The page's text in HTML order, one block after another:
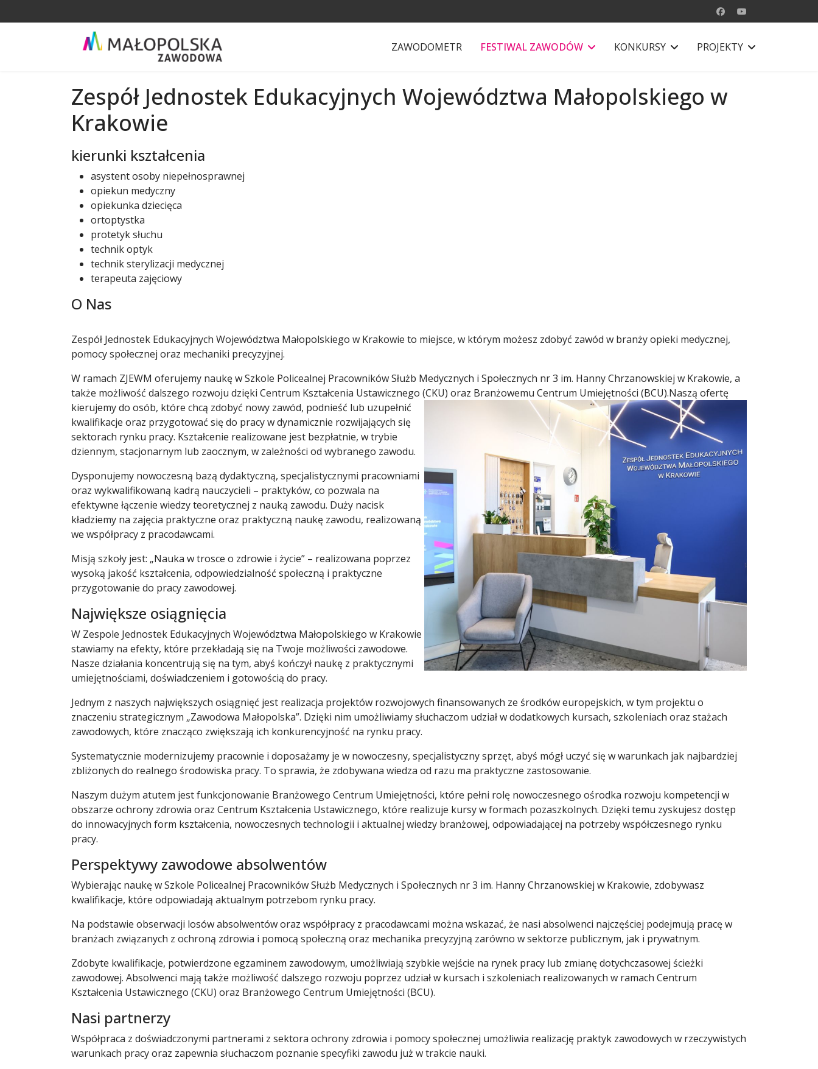
ZAWODOMETR FESTIWAL ZAWODÓW KONKURSY PROJEKTY
Zespół Jednostek Edukacyjnych Województwa Małopolskiego w
Krakowie
kierunki kształcenia
asystent osoby niepełnosprawnej
opiekun medyczny
opiekunka dziecięca
ortoptystka
protetyk słuchu
technik optyk
technik sterylizacji medycznej
terapeuta zajęciowy
O Nas
Zespół Jednostek Edukacyjnych Województwa Małopolskiego w Krakowie to miejsce, w którym możesz zdobyć zawód w branży opieki medycznej,
pomocy społecznej oraz mechaniki precyzyjnej.
W ramach ZJEWM oferujemy naukę w Szkole Policealnej Pracowników Służb Medycznych i Społecznych nr 3 im. Hanny Chrzanowskiej w Krakowie, a
także możliwość dalszego rozwoju dzięki Centrum Kształcenia Ustawicznego (CKU) oraz Branżowemu Centrum Umiejętności (BCU).Naszą ofertę
kierujemy do osób, które chcą zdobyć nowy zawód, podnieść lub uzupełnić
kwalifikacje oraz przygotować się do pracy w dynamicznie rozwijających się
sektorach rynku pracy. Kształcenie realizowane jest bezpłatnie, w trybie
dziennym, stacjonarnym lub zaocznym, w zależności od wybranego zawodu.
Dysponujemy nowoczesną bazą dydaktyczną, specjalistycznymi pracowniami
oraz wykwalifikowaną kadrą nauczycieli – praktyków, co pozwala na
efektywne łączenie wiedzy teoretycznej z nauką zawodu. Duży nacisk
kładziemy na zajęcia praktyczne oraz praktyczną naukę zawodu, realizowaną
we współpracy z pracodawcami.
Misją szkoły jest: „Nauka w trosce o zdrowie i życie” – realizowana poprzez
wysoką jakość kształcenia, odpowiedzialność społeczną i praktyczne
przygotowanie do pracy zawodowej.
Największe osiągnięcia
W Zespole Jednostek Edukacyjnych Województwa Małopolskiego w Krakowie
stawiamy na efekty, które przekładają się na Twoje możliwości zawodowe.
Nasze działania koncentrują się na tym, abyś kończył naukę z praktycznymi
umiejętnościami, doświadczeniem i gotowością do pracy.
Jednym z naszych największych osiągnięć jest realizacja projektów rozwojowych finansowanych ze środków europejskich, w tym projektu o
znaczeniu strategicznym „Zawodowa Małopolska”. Dzięki nim umożliwiamy słuchaczom udział w dodatkowych kursach, szkoleniach oraz stażach
zawodowych, które znacząco zwiększają ich konkurencyjność na rynku pracy.
Systematycznie modernizujemy pracownie i doposażamy je w nowoczesny, specjalistyczny sprzęt, abyś mógł uczyć się w warunkach jak najbardziej
zbliżonych do realnego środowiska pracy. To sprawia, że zdobywana wiedza od razu ma praktyczne zastosowanie.
Naszym dużym atutem jest funkcjonowanie Branżowego Centrum Umiejętności, które pełni rolę nowoczesnego ośrodka rozwoju kompetencji w
obszarze ochrony zdrowia oraz Centrum Kształcenia Ustawicznego, które realizuje kursy w formach pozaszkolnych. Dzięki temu zyskujesz dostęp
do innowacyjnych form kształcenia, nowoczesnych technologii i aktualnej wiedzy branżowej, odpowiadającej na potrzeby współczesnego rynku
pracy.
Perspektywy zawodowe absolwentów
Wybierając naukę w Szkole Policealnej Pracowników Służb Medycznych i Społecznych nr 3 im. Hanny Chrzanowskiej w Krakowie, zdobywasz
kwalifikacje, które odpowiadają aktualnym potrzebom rynku pracy.
Na podstawie obserwacji losów absolwentów oraz współpracy z pracodawcami można wskazać, że nasi absolwenci najczęściej podejmują pracę w
branżach związanych z ochroną zdrowia i pomocą społeczną oraz mechanika precyzyjną zarówno w sektorze publicznym, jak i prywatnym.
Zdobyte kwalifikacje, potwierdzone egzaminem zawodowym, umożliwiają szybkie wejście na rynek pracy lub zmianę dotychczasowej ścieżki
zawodowej. Absolwenci mają także możliwość dalszego rozwoju poprzez udział w kursach i szkoleniach realizowanych w ramach Centrum
Kształcenia Ustawicznego (CKU) oraz Branżowego Centrum Umiejętności (BCU).
Nasi partnerzy
Współpraca z doświadczonymi partnerami z sektora ochrony zdrowia i pomocy społecznej umożliwia realizację praktyk zawodowych w rzeczywistych
warunkach pracy oraz zapewnia słuchaczom poznanie specyfiki zawodu już w trakcie nauki.